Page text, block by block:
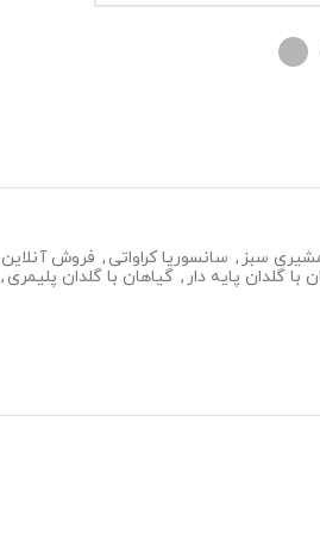
سبز , سانسوریا کراواتی , فروش آنلاین
با گلدان پایه دار , گیاهان با گلدان پلیمری ,